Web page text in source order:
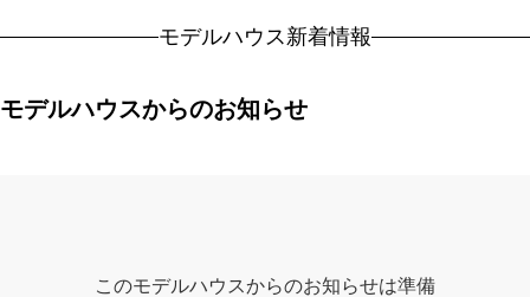
モデルハウス新着情報
モデルハウスからのお知らせ
このモデルハウスからのお知らせは準備